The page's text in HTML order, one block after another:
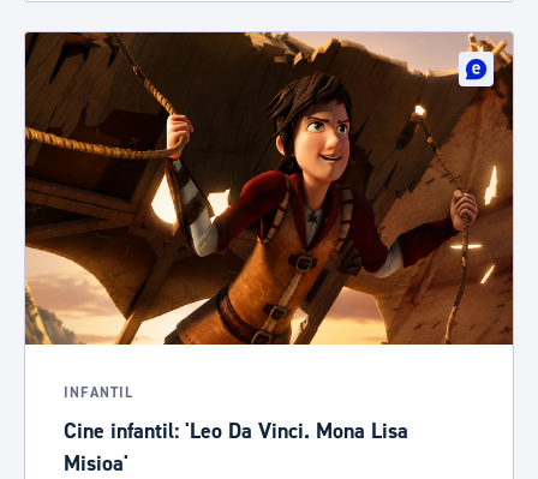
INFANTIL
Cine infantil: 'Leo Da Vinci. Mona Lisa
Misioa'